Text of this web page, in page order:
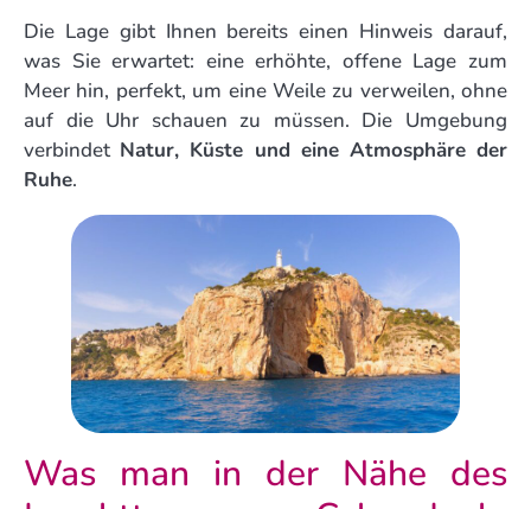
Die Lage gibt Ihnen bereits einen Hinweis darauf,
was Sie erwartet: eine erhöhte, offene Lage zum
Meer hin, perfekt, um eine Weile zu verweilen, ohne
auf die Uhr schauen zu müssen. Die Umgebung
verbindet Natur, Küste und eine Atmosphäre der
Ruhe.
Was man in der Nähe des